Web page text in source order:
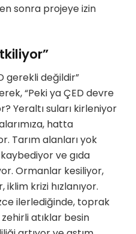
sonra projeye izin
gerekli değildir”
“Peki ya ÇED devre
Yeraltı suları kirleniyor
hatta
Tarım alanları yok
ve gıda
Ormanlar kesiliyor,
krizi hızlanıyor.
ilerlediğinde, toprak
atıklar besin